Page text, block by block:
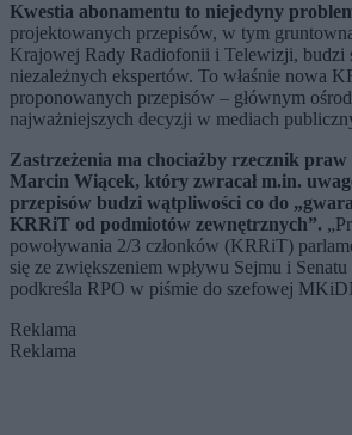
Kwestia abonamentu to niejedyny
projektowanych przepisów, w tym
Krajowej Rady Radiofonii i Telewizji, budzi
niezależnych ekspertów. To właśnie nowa
proponowanych przepisów – głównym
najważniejszych decyzji w mediach
Zastrzeżenia ma chociażby rzecznik
Marcin Wiącek, który zwracał m.in.
przepisów budzi wątpliwości co do
KRRiT od podmiotów zewnętrznych”.
powoływania 2/3 członków (KRRiT)
się ze zwiększeniem wpływu Sejmu i
podkreśla RPO w piśmie do szefowej
Reklama
Reklama